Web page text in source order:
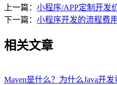
上一篇： 小程序/APP定制开发
下一篇： 小程序开发的流程费
相关文章
Maven是什么？为什么Java开